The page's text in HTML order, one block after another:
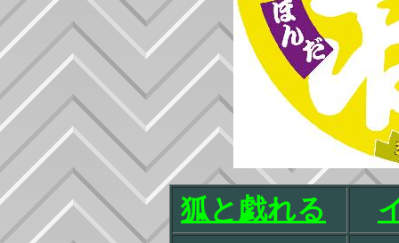
狐と戯れる